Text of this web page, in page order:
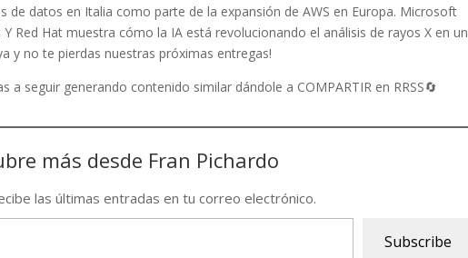
de datos en Italia como parte de la expansión de AWS en Europa. Microsoft
Red Hat muestra cómo la IA está revolucionando el análisis de rayos X en un
y no te pierdas nuestras próximas entregas!
a seguir generando contenido similar dándole a COMPARTIR en RRSS🔄
más desde Fran Pichardo
las últimas entradas en tu correo electrónico.
Subscribe